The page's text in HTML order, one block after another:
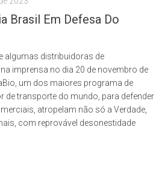
Brasil Em Defesa Do
algumas distribuidoras de
imprensa no dia 20 de novembro de
um dos maiores programa de
de transporte do mundo, para defender
atropelam não só a Verdade,
com reprovável desonestidade